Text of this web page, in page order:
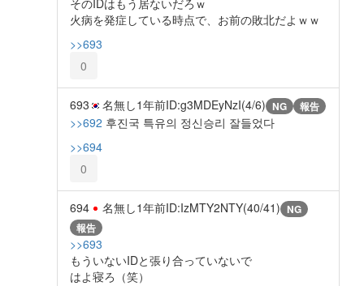
火病を発症している時点で、お前の敗北だよｗｗ
>>693
0
693 名無し1年前ID:g3MDEyNzI(4/6) NG 報告
>>692 후진국 특유의 정신승리 잘들었다
>>694
0
694 名無し1年前ID:IzMTY2NTY(40/41) NG
報告
>>693
もういないIDと張り合っていないで
はよ寝ろ（笑）